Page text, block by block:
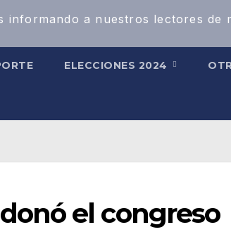
informando a nuestros lectores de
ELECCIONES 2024
el congreso